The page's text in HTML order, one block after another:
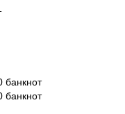
банкнот
банкнот